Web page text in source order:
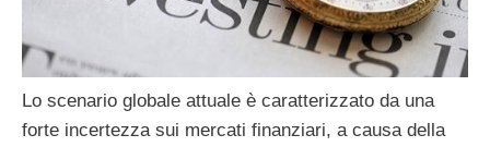
Lo scenario globale attuale è caratterizzato da una
forte incertezza sui mercati finanziari, a causa della